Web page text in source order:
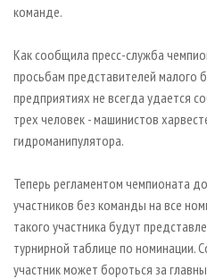
ЦБП
ИНСТРУМЕНТ И МАТЕРИАЛЫ
ГАЗЕТА ЛЕСПРОМФОРУМ
БИБЛИОТЕКА СПЕЦИАЛИСТА
команде.
Как сообщила пресс-служба
просьбам представителей малого
предприятиях не всегда удается
трех человек - машинистов
гидроманипулятора.
Теперь регламентом чемпионата
участников без команды на все
такого участника будут
турнирной таблице по номинации.
участник может бороться за